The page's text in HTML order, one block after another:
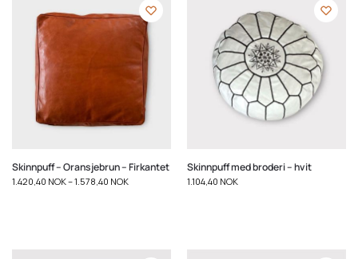
Skinnpuff – Oransjebrun – Firkantet
1.420,40 NOK–1.578,40 NOK
Skinnpuff med broderi – hvit
1.104,40 NOK